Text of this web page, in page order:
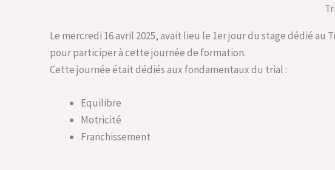
Le mercredi 16 avril 2025, avait lieu le 1er jour du stage dédié au
pour participer à cette journée de formation.
Cette journée était dédiés aux fondamentaux du trial :
Equilibre
Motricité
Franchissement